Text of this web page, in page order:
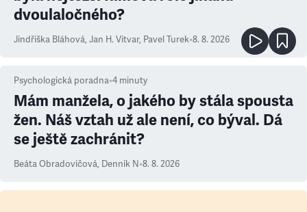
dvoulaločného?
Jindřiška Bláhová, Jan H. Vitvar, Pavel Turek•8. 8. 2026
Psychologická poradna•4 minuty
Mám manžela, o jakého by stála spousta
žen. Náš vztah už ale není, co býval. Dá
se ještě zachránit?
Beáta Obradovičová, Denník N•8. 8. 2026